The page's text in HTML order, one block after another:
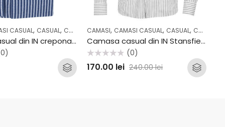
CASUAL, CASUAL, COLECTII
Camasa casual din IN creponat Stansfield AV2213CS
CAMASI, CAMASI CASUAL, CASUAL, COLECTII
Camasa casual din IN Stansfield SS2022CF
la
(0)
170.00 lei 240.00lei